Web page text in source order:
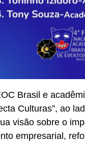
Brasil e
Culturas”, ao
visão sobre o
empresarial,